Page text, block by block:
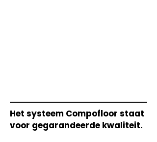
Het systeem Compofloor staat
voor gegarandeerde kwaliteit.